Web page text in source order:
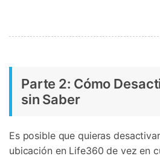
Parte 2: Cómo
sin Saber
Es posible que quieras
ubicación en Life360 de vez en